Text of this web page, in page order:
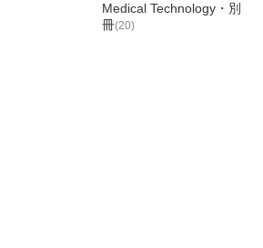
Medical Technology・別
冊(20)